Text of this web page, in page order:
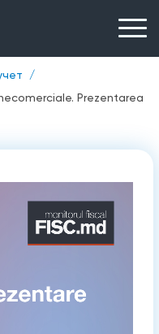
Prezentarea